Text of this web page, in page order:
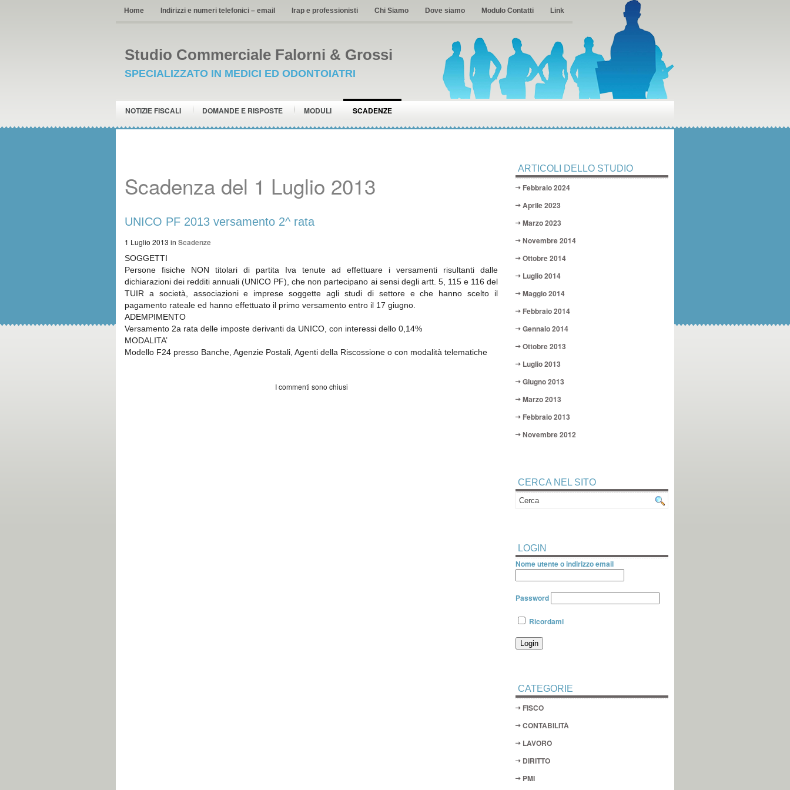
Home Indirizzi e numeri telefonici – email Irap e professionisti Chi Siamo Dove siamo Modulo Contatti Link
Studio Commerciale Falorni & Grossi
SPECIALIZZATO IN MEDICI ED ODONTOIATRI
NOTIZIE FISCALI DOMANDE E RISPOSTE MODULI SCADENZE
Scadenza del 1 Luglio 2013
UNICO PF 2013 versamento 2^ rata
1 Luglio 2013 in Scadenze
SOGGETTI
Persone fisiche NON titolari di partita Iva tenute ad effettuare i versamenti risultanti dalle
dichiarazioni dei redditi annuali (UNICO PF), che non partecipano ai sensi degli artt. 5, 115 e 116 del
TUIR a società, associazioni e imprese soggette agli studi di settore e che hanno scelto il
pagamento rateale ed hanno effettuato il primo versamento entro il 17 giugno.
ADEMPIMENTO
Versamento 2a rata delle imposte derivanti da UNICO, con interessi dello 0,14%
MODALITA’
Modello F24 presso Banche, Agenzie Postali, Agenti della Riscossione o con modalità telematiche
I commenti sono chiusi
ARTICOLI DELLO STUDIO
Febbraio 2024
Aprile 2023
Marzo 2023
Novembre 2014
Ottobre 2014
Luglio 2014
Maggio 2014
Febbraio 2014
Gennaio 2014
Ottobre 2013
Luglio 2013
Giugno 2013
Marzo 2013
Febbraio 2013
Novembre 2012
CERCA NEL SITO
LOGIN
Nome utente o indirizzo email
Password
Ricordami
CATEGORIE
FISCO
CONTABILITÀ
LAVORO
DIRITTO
PMI